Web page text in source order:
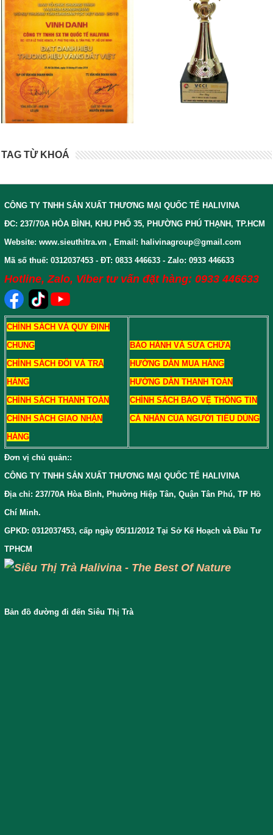
TAG TỪ KHOÁ
CÔNG TY TNHH SẢN XUẤT THƯƠNG MẠI QUỐC TẾ HALIVINA
ĐC: 237/70A HÒA BÌNH, KHU PHỐ 35, PHƯỜNG PHÚ THẠNH, TP.HCM
Website: www.sieuthitra.vn , Email: halivinagroup@gmail.com
Mã số thuế: 0312037453 - ĐT: 0833 446633 - Zalo: 0933 446633
Hotline, Zalo, Viber tư vấn đặt hàng: 0933 446633
CHÍNH SÁCH VÀ QUY ĐỊNH
CHUNG
CHÍNH SÁCH ĐỔI VÀ TRẢ
HÀNG
CHÍNH SÁCH THANH TOÁN
CHÍNH SÁCH GIAO NHẬN
HÀNG
BẢO HÀNH VÀ SỬA CHỮA
HƯỚNG DẪN MUA HÀNG
HƯỚNG DẪN THANH TOÁN
CHÍNH SÁCH BẢO VỆ THÔNG TIN
CÁ NHÂN CỦA NGƯỜI TIÊU DÙNG
Đơn vị chủ quản::
CÔNG TY TNHH SẢN XUẤT THƯƠNG MẠI QUỐC TẾ HALIVINA
Địa chỉ: 237/70A Hòa Bình, Phường Hiệp Tân, Quận Tân Phú, TP Hồ
Chí Minh.
GPKD: 0312037453, cấp ngày 05/11/2012 Tại Sở Kế Hoạch và Đầu Tư
TPHCM
Bản đồ đường đi đến Siêu Thị Trà